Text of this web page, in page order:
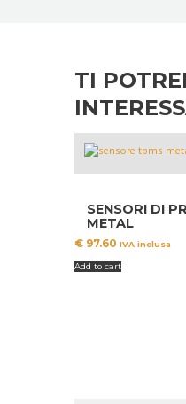
TI
SENSORI DI
METAL
€ 97.60 IVA inclusa
Add to cart